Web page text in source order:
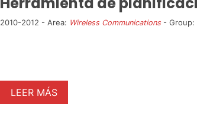
2010-2012 - Area: Wireless Communications- Group:
LEER MÁS